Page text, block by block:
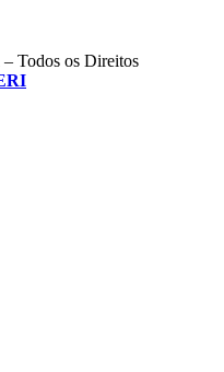
– Todos os Direitos